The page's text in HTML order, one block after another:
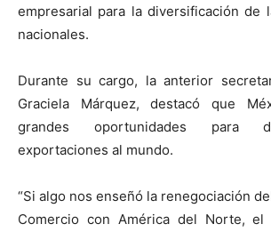
empresarial para la diversificación de
nacionales.
Durante su cargo, la anterior
Graciela Márquez, destacó que
grandes oportunidades para
exportaciones al mundo.
“Si algo nos enseñó la renegociación
Comercio con América del Norte, el